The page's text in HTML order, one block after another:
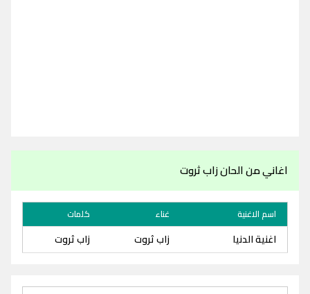
اغاني من الحان زاب ثروت
اسم الاغنية غناء كلمات
اغنية الدنيا زاب ثروت زاب ثروت